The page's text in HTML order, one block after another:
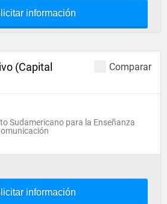
información
Comparar
(Capital
Sudamericano para la Enseñanza
información